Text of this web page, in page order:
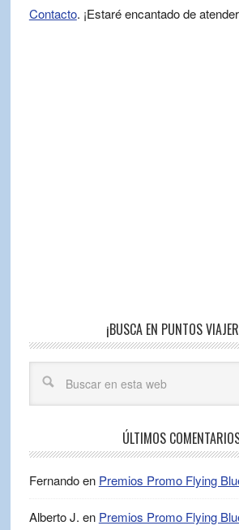
Contacto. ¡Estaré encantado de
¡BUSCA EN PUNTOS
ÚLTIMOS
Fernandoen Premios Promo Flying
Alberto J. en Premios Promo Flying